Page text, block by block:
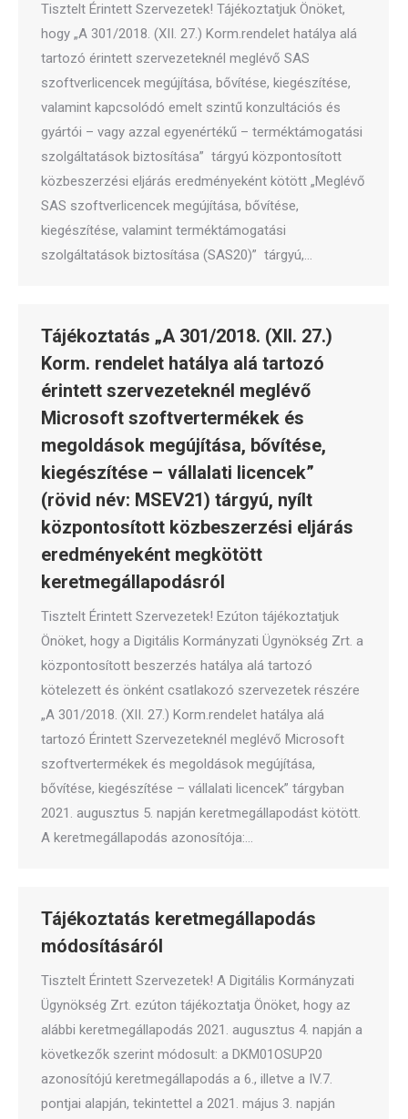
Tisztelt Érintett Szervezetek! Tájékoztatjuk Önöket,
hogy „A 301/2018. (XII. 27.) Korm.rendelet hatálya alá
tartozó érintett szervezeteknél meglévő SAS
szoftverlicencek megújítása, bővítése, kiegészítése,
valamint kapcsolódó emelt szintű konzultációs és
gyártói – vagy azzal egyenértékű – terméktámogatási
szolgáltatások biztosítása” tárgyú központosított
közbeszerzési eljárás eredményeként kötött „Meglévő
SAS szoftverlicencek megújítása, bővítése,
kiegészítése, valamint terméktámogatási
szolgáltatások biztosítása (SAS20)” tárgyú,…
Tájékoztatás „A 301/2018. (XII. 27.)
Korm. rendelet hatálya alá tartozó
érintett szervezeteknél meglévő
Microsoft szoftvertermékek és
megoldások megújítása, bővítése,
kiegészítése – vállalati licencek”
(rövid név: MSEV21) tárgyú, nyílt
központosított közbeszerzési eljárás
eredményeként megkötött
keretmegállapodásról
Tisztelt Érintett Szervezetek! Ezúton tájékoztatjuk
Önöket, hogy a Digitális Kormányzati Ügynökség Zrt. a
központosított beszerzés hatálya alá tartozó
kötelezett és önként csatlakozó szervezetek részére
„A 301/2018. (XII. 27.) Korm.rendelet hatálya alá
tartozó Érintett Szervezeteknél meglévő Microsoft
szoftvertermékek és megoldások megújítása,
bővítése, kiegészítése – vállalati licencek” tárgyban
2021. augusztus 5. napján keretmegállapodást kötött.
A keretmegállapodás azonosítója:…
Tájékoztatás keretmegállapodás
módosításáról
Tisztelt Érintett Szervezetek! A Digitális Kormányzati
Ügynökség Zrt. ezúton tájékoztatja Önöket, hogy az
alábbi keretmegállapodás 2021. augusztus 4. napján a
következők szerint módosult: a DKM01OSUP20
azonosítójú keretmegállapodás a 6., illetve a IV.7.
pontjai alapján, tekintettel a 2021. május 3. napján